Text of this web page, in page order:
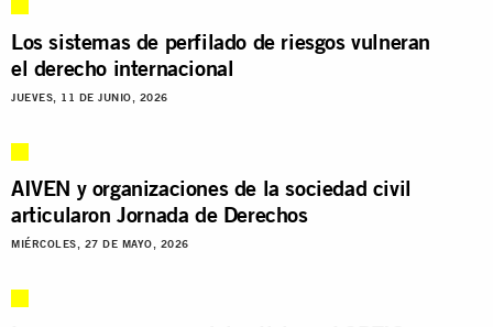
Los sistemas de perfilado de riesgos vulneran
el derecho internacional
JUEVES, 11 DE JUNIO, 2026
AIVEN y organizaciones de la sociedad civil
articularon Jornada de Derechos
MIÉRCOLES, 27 DE MAYO, 2026